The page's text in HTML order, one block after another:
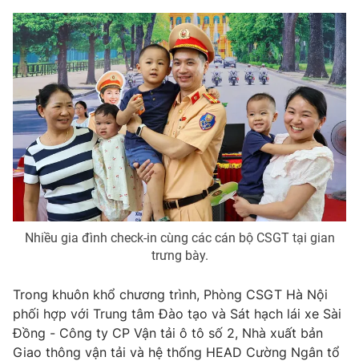
Câu chuyện quốc tế
Thị trường
Góc doanh nghiệp
Dữ liệu và đời sống
Truyền hình
Phim VTV
Hậu trường
Nhân vật
Khán giả
Giải sao mai
Giải trí
Điện ảnh
Âm nhạc
Sao
Đời sống
Du lịch
Làm đẹp
Chất lượng cuộc sống
Giáo dục
Tuyển sinh
Công nghệ
Sản phẩm
Thị trường
Giao lưu trực tuyến
Lịch phát sóng
Nhiều gia đình check-in cùng các cán bộ CSGT tại gian
trưng bày.
Trong khuôn khổ chương trình, Phòng CSGT Hà Nội
phối hợp với Trung tâm Đào tạo và Sát hạch lái xe Sài
Đồng - Công ty CP Vận tải ô tô số 2, Nhà xuất bản
Giao thông vận tải và hệ thống HEAD Cường Ngân tổ